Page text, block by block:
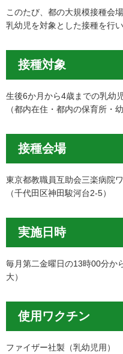
このたび、都の大規模接種会
乳幼児を対象とした接種を行
接種対象
生後6か月から4歳までの乳幼児
（都内在住・都内の保育所・
接種会場
東京都教職員互助会三楽病院
（千代田区神田駿河台2-5）
実施日時
毎月第二金曜日の13時00分か
大）
使用ワクチン
ファイザー社製（乳幼児用）